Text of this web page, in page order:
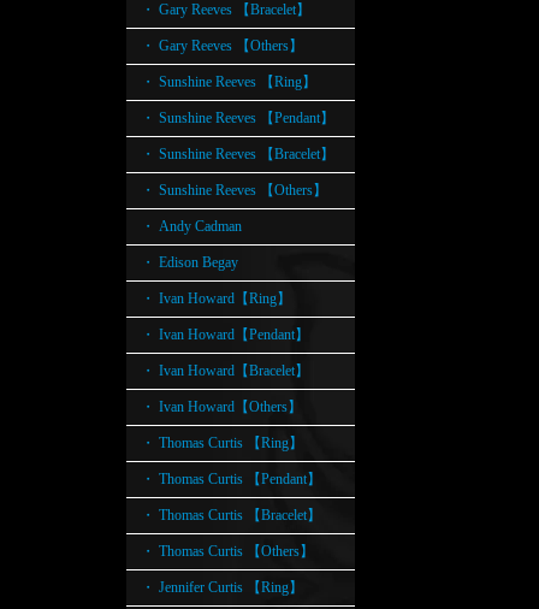
・ Gary Reeves 【Bracelet】
・ Gary Reeves 【Others】
・ Sunshine Reeves 【Ring】
・ Sunshine Reeves 【Pendant】
・ Sunshine Reeves 【Bracelet】
・ Sunshine Reeves 【Others】
・ Andy Cadman
・ Edison Begay
・ Ivan Howard【Ring】
・ Ivan Howard【Pendant】
・ Ivan Howard【Bracelet】
・ Ivan Howard【Others】
・ Thomas Curtis 【Ring】
・ Thomas Curtis 【Pendant】
・ Thomas Curtis 【Bracelet】
・ Thomas Curtis 【Others】
・ Jennifer Curtis 【Ring】